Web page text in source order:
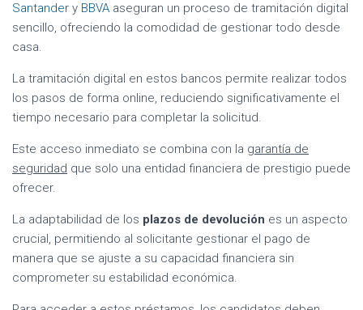
Santander y BBVA aseguran un proceso de tramitación digital
sencillo, ofreciendo la comodidad de gestionar todo desde
casa.
La tramitación digital en estos bancos permite realizar todos
los pasos de forma online, reduciendo significativamente el
tiempo necesario para completar la solicitud.
Este acceso inmediato se combina con la garantía de
seguridad que solo una entidad financiera de prestigio puede
ofrecer.
La adaptabilidad de los plazos de devolución es un aspecto
crucial, permitiendo al solicitante gestionar el pago de
manera que se ajuste a su capacidad financiera sin
comprometer su estabilidad económica.